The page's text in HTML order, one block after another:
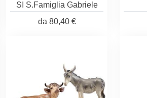
SI S.Famiglia Gabriele
da 80,40 €